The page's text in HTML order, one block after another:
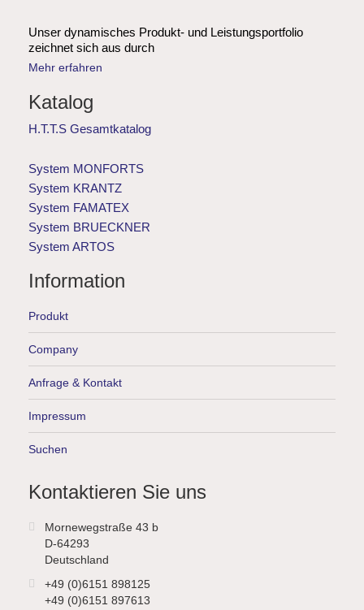
Unser dynamisches Produkt- und Leistungsportfolio
zeichnet sich aus durch
Mehr erfahren
Katalog
H.T.T.S Gesamtkatalog
System MONFORTS
System KRANTZ
System FAMATEX
System BRUECKNER
System ARTOS
Information
Produkt
Company
Anfrage & Kontakt
Impressum
Suchen
Kontaktieren Sie uns
Mornewegstraße 43 b
D-64293
Deutschland
+49 (0)6151 898125
+49 (0)6151 897613